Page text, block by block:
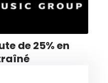
de 25% en